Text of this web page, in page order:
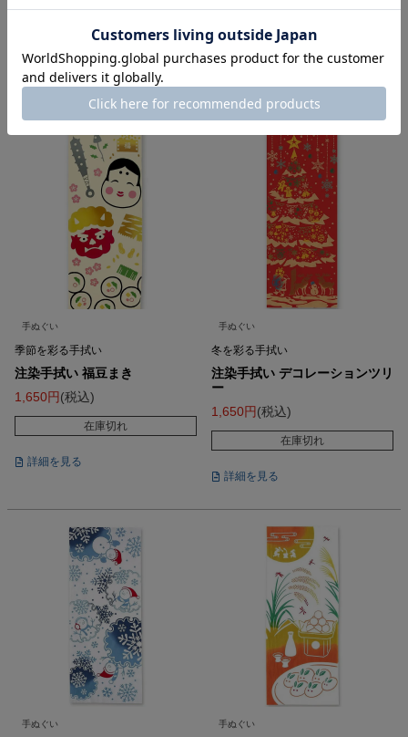
1,650 税込
在庫切れ
詳細を見る
1,650 税込
在庫切れ
手ぬぐい
季節を彩る手拭い
注染手拭い 福豆まき
1,650
税込
在庫切れ
詳細を見る
手ぬぐい
冬を彩る手拭い
注染手拭い デコレーションツリ
ー
1,650
税込
在庫切れ
詳細を見る
手ぬぐい 手ぬぐい